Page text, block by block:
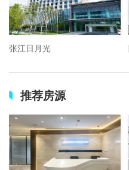
张江日月光
推荐房源